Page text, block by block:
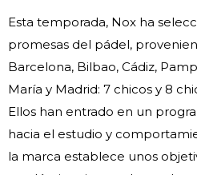
Esta temporada, Nox ha
promesas del pádel,
Barcelona, Bilbao, Cádiz,
María y Madrid: 7 chicos y 8
Ellos han entrado en un
hacia el estudio y
la marca establece unos